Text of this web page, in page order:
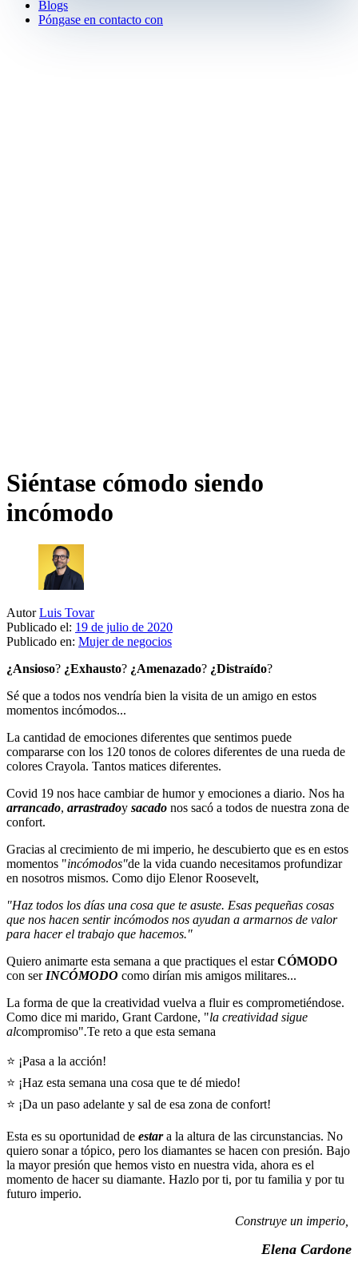
Blogs
Póngase en contacto con
Siéntase cómodo siendo
incómodo
Autor Luis Tovar
Publicado el: 19 de julio de 2020
Publicado en: Mujer de negocios
¿Ansioso? ¿Exhausto? ¿Amenazado? ¿Distraído?
Sé que a todos nos vendría bien la visita de un amigo en estos
momentos incómodos...
La cantidad de emociones diferentes que sentimos puede
compararse con los 120 tonos de colores diferentes de una rueda de
colores Crayola. Tantos matices diferentes.
Covid 19 nos hace cambiar de humor y emociones a diario. Nos ha
arrancado, arrastradoy sacado nos sacó a todos de nuestra zona de
confort.
Gracias al crecimiento de mi imperio, he descubierto que es en estos
momentos "incómodos"de la vida cuando necesitamos profundizar
en nosotros mismos. Como dijo Elenor Roosevelt,
"Haz todos los días una cosa que te asuste. Esas pequeñas cosas
que nos hacen sentir incómodos nos ayudan a armarnos de valor
para hacer el trabajo que hacemos."
Quiero animarte esta semana a que practiques el estarCÓMODO
con ser INCÓMODO como dirían mis amigos militares...
La forma de que la creatividad vuelva a fluir es comprometiéndose.
Como dice mi marido, Grant Cardone, "la creatividad sigue
alcompromiso".Te reto a que esta semana
⭐ ¡Pasa a la acción!
⭐ ¡Haz esta semana una cosa que te dé miedo!
⭐ ¡Da un paso adelante y sal de esa zona de confort!
Esta es su oportunidad de estara la altura de las circunstancias. No
quiero sonar a tópico, pero los diamantes se hacen con presión. Bajo
la mayor presión que hemos visto en nuestra vida, ahora es el
momento de hacer su diamante. Hazlo por ti, por tu familia y por tu
futuro imperio.
Construye un imperio,
Elena Cardone